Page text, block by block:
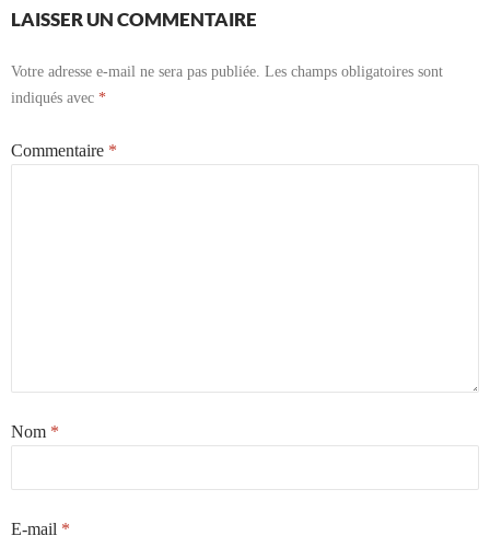
LAISSER UN COMMENTAIRE
Votre adresse e-mail ne sera pas publiée. Les champs obligatoires sont
indiqués avec *
Commentaire *
Nom *
E-mail *